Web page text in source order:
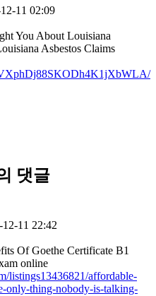
11 02:09
You About Louisiana
Asbestos Claims
VXphDj88SKODh4K1jXbWLA/
댓글
12-11 22:42
Of Goethe Certificate B1
online
listings13436821/affordable-
only-thing-nobody-is-talking-